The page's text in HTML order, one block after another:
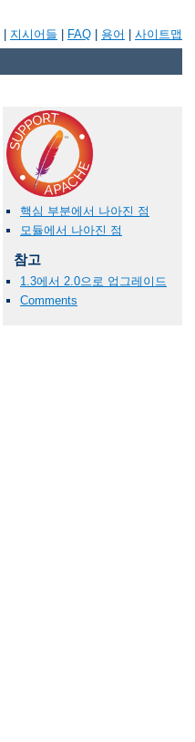
지시어들 FAQ 용어 사이트맵
핵심 부분에서 나아진 점
모듈에서 나아진 점
참고
1.3에서 2.0으로 업그레이드
Comments